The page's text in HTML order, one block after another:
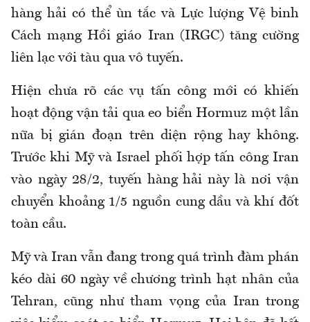
hàng hải có thể ùn tắc và Lực lượng Vệ binh
Cách mạng Hồi giáo Iran (IRGC) tăng cường
liên lạc với tàu qua vô tuyến.
Hiện chưa rõ các vụ tấn công mới có khiến
hoạt động vận tải qua eo biển Hormuz một lần
nữa bị gián đoạn trên diện rộng hay không.
Trước khi Mỹ và Israel phối hợp tấn công Iran
vào ngày 28/2, tuyến hàng hải này là nơi vận
chuyển khoảng 1/5 nguồn cung dầu và khí đốt
toàn cầu.
Mỹ và Iran vẫn đang trong quá trình đàm phán
kéo dài 60 ngày về chương trình hạt nhân của
Tehran, cũng như tham vọng của Iran trong